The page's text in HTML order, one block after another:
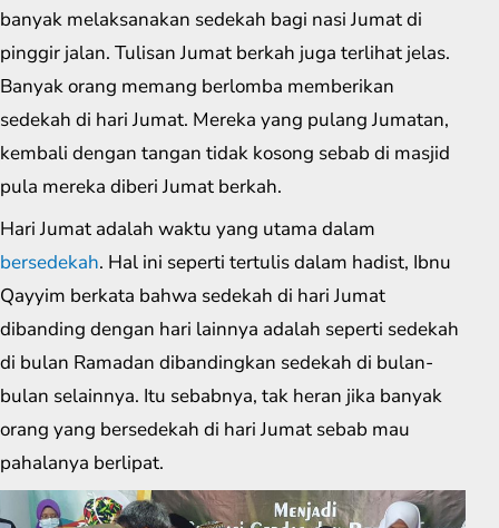
banyak melaksanakan sedekah bagi nasi Jumat di
pinggir jalan. Tulisan Jumat berkah juga terlihat jelas.
Banyak orang memang berlomba memberikan
sedekah di hari Jumat. Mereka yang pulang Jumatan,
kembali dengan tangan tidak kosong sebab di masjid
pula mereka diberi Jumat berkah.
Hari Jumat adalah waktu yang utama dalam
bersedekah. Hal ini seperti tertulis dalam hadist, Ibnu
Qayyim berkata bahwa sedekah di hari Jumat
dibanding dengan hari lainnya adalah seperti sedekah
di bulan Ramadan dibandingkan sedekah di bulan-
bulan selainnya. Itu sebabnya, tak heran jika banyak
orang yang bersedekah di hari Jumat sebab mau
pahalanya berlipat.